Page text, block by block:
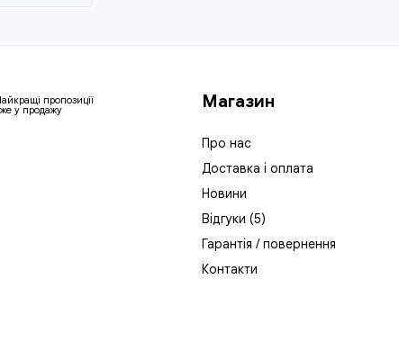
пропозиції
у продажу Магазин
Про нас
Доставка і оплата
Новини
Відгуки (5)
Гарантія / повернення
Контакти